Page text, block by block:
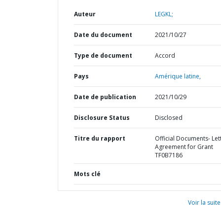
Auteur LEGKL;
Date du document 2021/10/27
Type de document Accord
Pays Amérique latine,
Date de publication 2021/10/29
Disclosure Status Disclosed
Titre du rapport
Official Documents-
Agreement for Grant
TF0B7186
Mots clé
Voir la suite